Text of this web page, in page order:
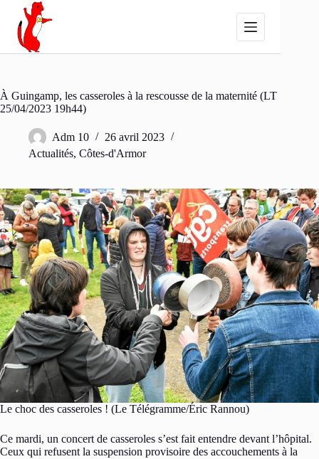
Passer
contenu
À Guingamp, les casseroles à la rescousse de la maternité (LT
25/04/2023 19h44)
Adm 10
26 avril 2023
Actualités, Côtes-d'Armor
Le choc des casseroles ! (Le Télégramme/Éric Rannou)
Ce mardi, un concert de casseroles s’est fait entendre devant l’hôpital.
Ceux qui refusent la suspension provisoire des accouchements à la